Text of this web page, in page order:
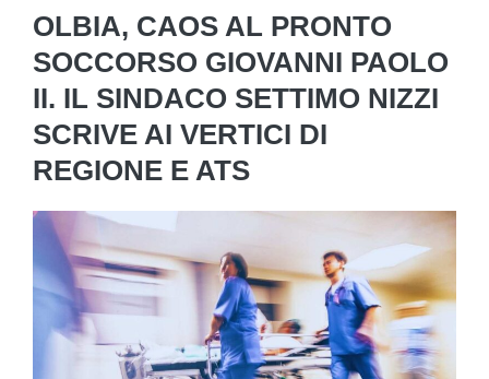
OLBIA, CAOS AL PRONTO
SOCCORSO GIOVANNI PAOLO
II. IL SINDACO SETTIMO NIZZI
SCRIVE AI VERTICI DI
REGIONE E ATS